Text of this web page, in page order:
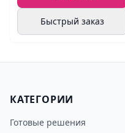
Быстрый заказ
КАТЕГОРИИ
Готовые решения